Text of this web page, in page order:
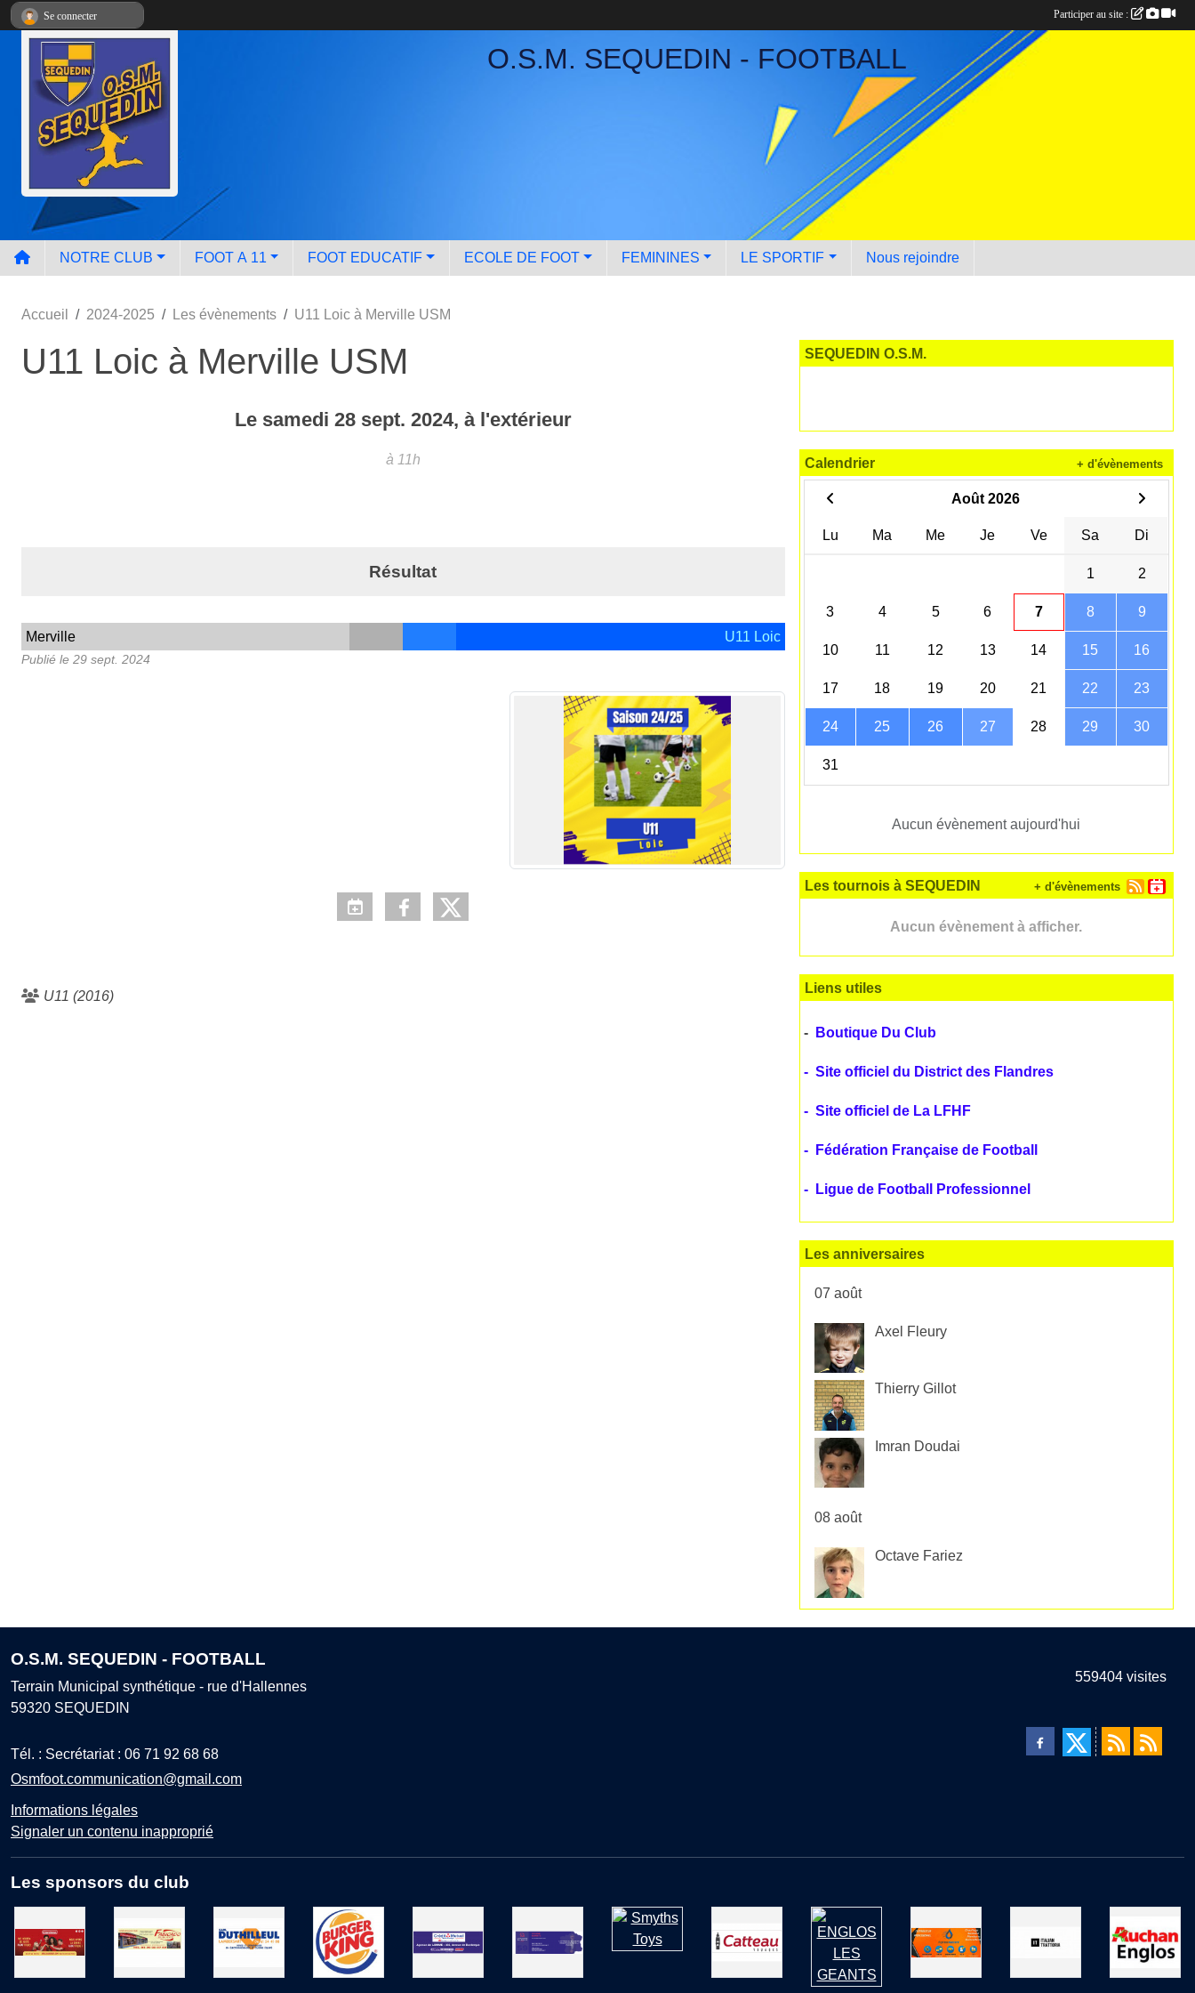
O.S.M. SEQUEDIN - FOOTBALL
NOTRE CLUB FOOT A 11 FOOT EDUCATIF ECOLE DE FOOT FEMININES LE SPORTIF Nous rejoindre
Accueil 2024-2025 Les évènements U11 Loic à Merville USM
U11 Loic à Merville USM
Le samedi 28 sept. 2024, à l'extérieur
à 11h
Résultat
Merville U11 Loic
Publié le 29 sept. 2024
U11 (2016)
SEQUEDIN O.S.M.
Calendrier
Août 2026
Lu Ma Me Je Ve Sa Di
1 2
3 4 5 6 7 8 9
10 11 12 13 14 15 16
17 18 19 20 21 22 23
24 25 26 27 28 29 30
31
Aucun évènement aujourd'hui
+ d'évènements
Les tournois à SEQUEDIN
Aucun évènement à afficher.
+ d'évènements
Liens utiles
- Boutique Du Club
- Site officiel du District des Flandres
- Site officiel de La LFHF
- Fédération Française de Football
- Ligue de Football Professionnel
Les anniversaires
07 août
Axel Fleury
Thierry Gillot
Imran Doudai
08 août
Octave Fariez
O.S.M. SEQUEDIN - FOOTBALL
Terrain Municipal synthétique - rue d'Hallennes
59320 SEQUEDIN
Tél. : Secrétariat : 06 71 92 68 68
Osmfoot.communication@gmail.com
Informations légales
Signaler un contenu inapproprié
559404 visites
Les sponsors du club
Se connecter Participer au site :
Panneau de gestion des cookies